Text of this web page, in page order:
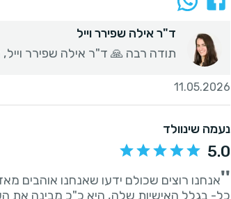
ד"ר אילה שפירר וייל
תודה רבה 🙏 ד"ר אילה שפירר וייל,
11.05.2026
נעמה שינוולד
5.0
''אנחנו רוצים שכולם ידעו שאנחנו אוהבים
כל- בגלל האישיות שלה, היא כ"כ מבינה את